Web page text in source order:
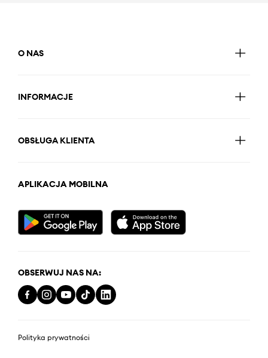
O NAS
INFORMACJE
OBSŁUGA KLIENTA
APLIKACJA MOBILNA
OBSERWUJ NAS NA:
Polityka prywatności